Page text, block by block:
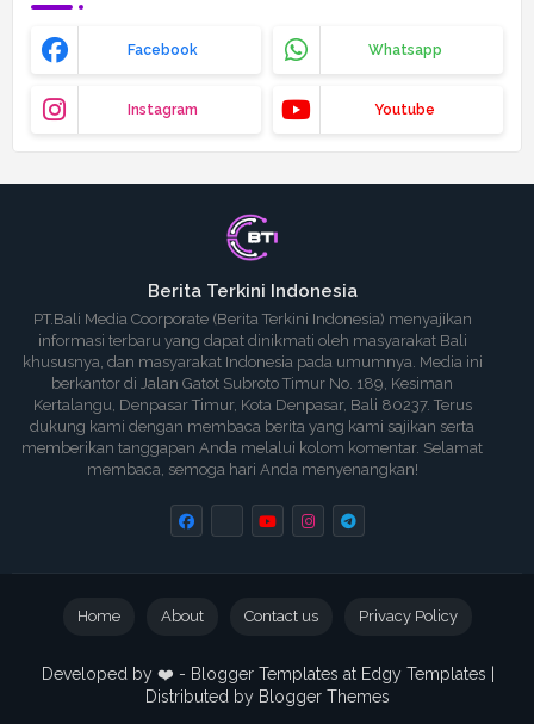
Facebook Whatsapp
Instagram Youtube
Berita Terkini Indonesia
PT.Bali Media Coorporate (Berita Terkini Indonesia) menyajikan
informasi terbaru yang dapat dinikmati oleh masyarakat Bali
khususnya, dan masyarakat Indonesia pada umumnya. Media ini
berkantor di Jalan Gatot Subroto Timur No. 189, Kesiman
Kertalangu, Denpasar Timur, Kota Denpasar, Bali 80237. Terus
dukung kami dengan membaca berita yang kami sajikan serta
memberikan tanggapan Anda melalui kolom komentar. Selamat
membaca, semoga hari Anda menyenangkan!
Developed by ❤️ - Blogger Templates at Edgy Templates |
Distributed by Blogger Themes
Home About Contact us Privacy Policy